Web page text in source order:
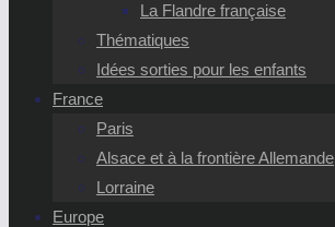
La Flandre française
Thématiques
Idées sorties pour les enfants
France
Paris
Alsace et à la frontière Allemande
Lorraine
Europe